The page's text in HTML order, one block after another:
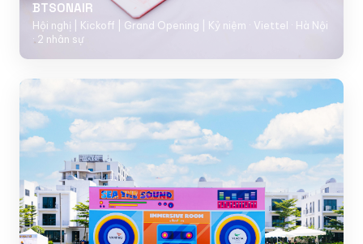
BTSONAIR
Hội nghị | Kickoff | Grand Opening | Kỷ niệm · Viettel · Hà Nội
· 2 nhân sự